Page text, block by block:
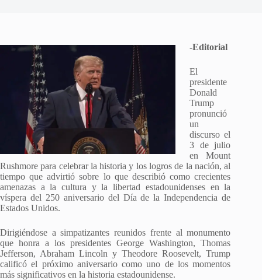
-Editorial
El
presidente
Donald
Trump
pronunció
un
discurso el
3 de julio
en Mount
Rushmore para celebrar la historia y los logros de la nación, al
tiempo que advirtió sobre lo que describió como crecientes
amenazas a la cultura y la libertad estadounidenses en la
víspera del 250 aniversario del Día de la Independencia de
Estados Unidos.
Dirigiéndose a simpatizantes reunidos frente al monumento
que honra a los presidentes George Washington, Thomas
Jefferson, Abraham Lincoln y Theodore Roosevelt, Trump
calificó el próximo aniversario como uno de los momentos
más significativos en la historia estadounidense.